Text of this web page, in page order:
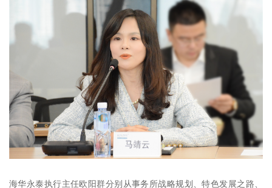
海华永泰执行主任欧阳群分别从事务所战略规划、特色发展之路、